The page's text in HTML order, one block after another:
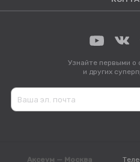
Узнайте первыми о
и других
Аксеум — Москва